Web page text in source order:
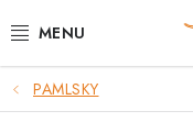
na
POTŘEBY PRO PSY
PAMLSKY